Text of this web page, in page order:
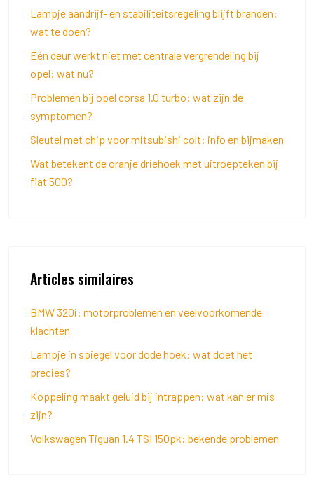
Lampje aandrijf- en stabiliteitsregeling blijft branden:
wat te doen?
Eén deur werkt niet met centrale vergrendeling bij
opel: wat nu?
Problemen bij opel corsa 1.0 turbo: wat zijn de
symptomen?
Sleutel met chip voor mitsubishi colt: info en bijmaken
Wat betekent de oranje driehoek met uitroepteken bij
fiat 500?
Articles similaires
BMW 320i: motorproblemen en veelvoorkomende
klachten
Lampje in spiegel voor dode hoek: wat doet het
precies?
Koppeling maakt geluid bij intrappen: wat kan er mis
zijn?
Volkswagen Tiguan 1.4 TSI 150pk: bekende problemen